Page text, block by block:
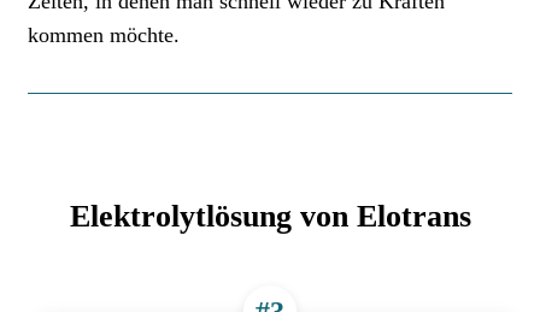
kommen möchte.
Elektrolytlösung von Elotrans